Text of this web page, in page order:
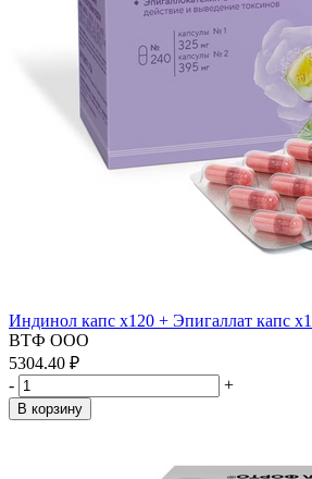
Индинол капс x120 + Эпигаллат капс
ВТФ ООО
5304.40 ₽
-
+
В корзину